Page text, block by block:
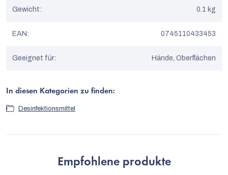
Gewicht: 0.1 kg
EAN: 0745110433453
Geeignet für: Hände, Oberflächen
In diesen Kategorien zu finden:
Desinfektionsmittel
Empfohlene produkte